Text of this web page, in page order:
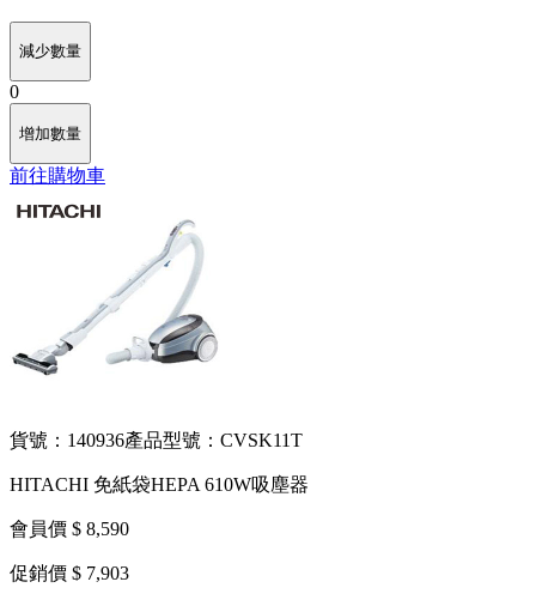
減少數量
0
增加數量
前往購物車
貨號：140936產品型號：CVSK11T
HITACHI 免紙袋HEPA 610W吸塵器
會員價 $ 8,590
促銷價 $ 7,903